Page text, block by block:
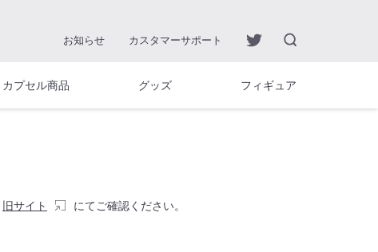
お知らせ カスタマーサポート
カプセル商品 グッズ フィギュア
旧サイト にてご確認ください。